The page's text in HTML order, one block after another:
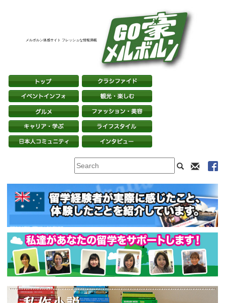
メルボルン体感サイト フレッシュな情報満載